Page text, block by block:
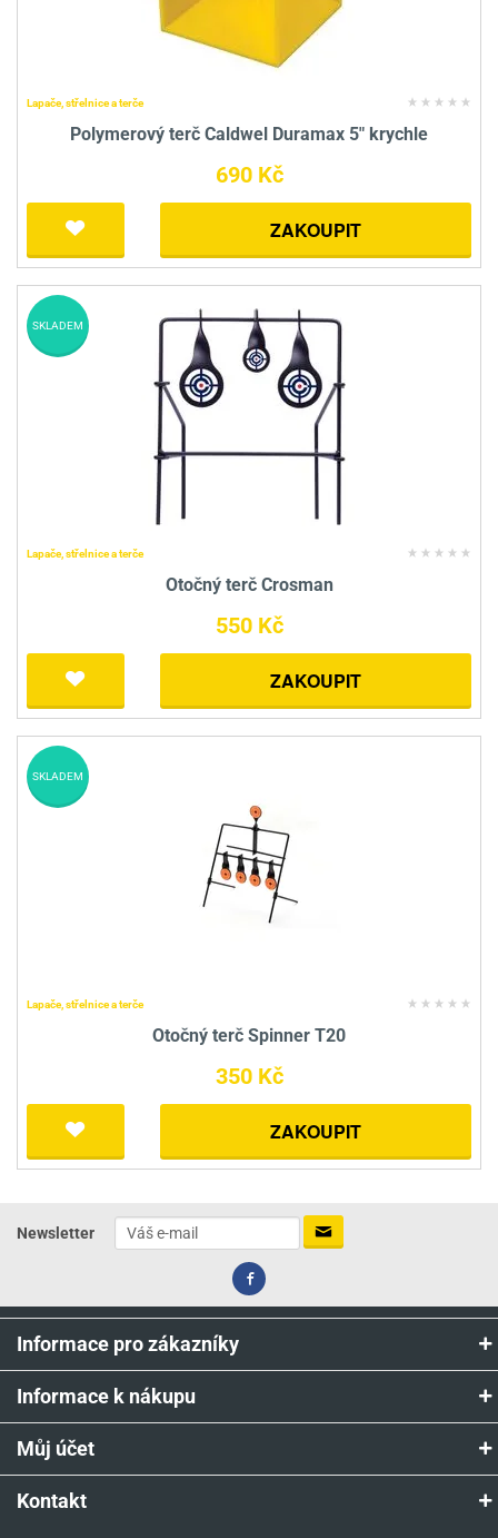
Lapače, střelnice a terče
Polymerový terč Caldwel Duramax 5" krychle
690 Kč
ZAKOUPIT
Lapače, střelnice a terče
Otočný terč Crosman
550 Kč
ZAKOUPIT
SKLADEM
Lapače, střelnice a terče
Otočný terč Spinner T20
350 Kč
ZAKOUPIT
SKLADEM
Newsletter
Informace pro zákazníky
Informace k nákupu
Můj účet
Kontakt